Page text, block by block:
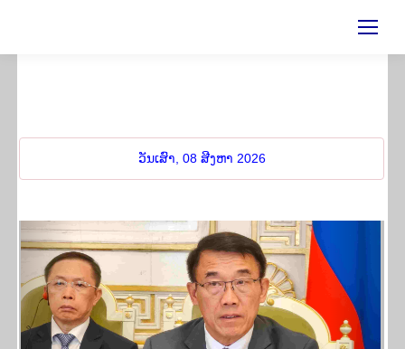
ວັນເສົາ, 08 ສີງຫາ 2026
Previous